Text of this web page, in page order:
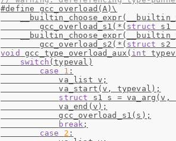
#define gcc_overload(A)\
        gcc_overload_s1(*(
struct s1
        gcc_overload_s2(*(
struct s2
void
gcc_type_overload_aux( int
switch (typeval)
case
1 :
            va_list v;
            va_start(v, typeval);
struct
s1 s = va_arg(v,
            va_end(v);
            gcc_overload_s1(s);
break ;
case
2 :